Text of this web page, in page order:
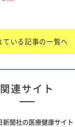
ている記事の一覧へ
関連サイト
新聞社の医療健康サイト